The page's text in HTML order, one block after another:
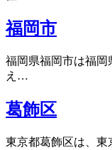
福岡市
福岡県福岡市は福岡
え…
葛飾区
東京都葛飾区は、東